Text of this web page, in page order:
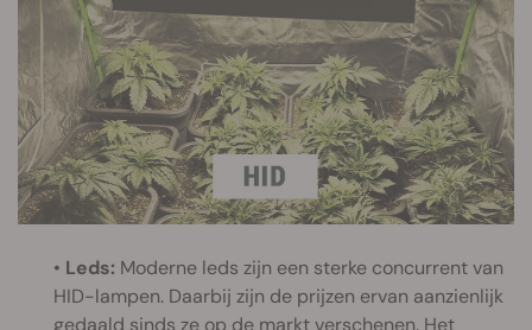
• Leds: Moderne leds zijn een sterke concurrent van
HID-lampen. Daarbij zijn de prijzen ervan aanzienlijk
gedaald sinds ze op de markt verschenen. Het